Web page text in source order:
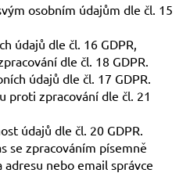
osobním údajům dle čl. 15
údajů dle čl. 16 GDPR,
dle čl. 18 GDPR.
údajů dle čl. 17 GDPR.
proti zpracování dle čl. 21
údajů dle čl. 20 GDPR.
se zpracováním písemně
nebo email správce